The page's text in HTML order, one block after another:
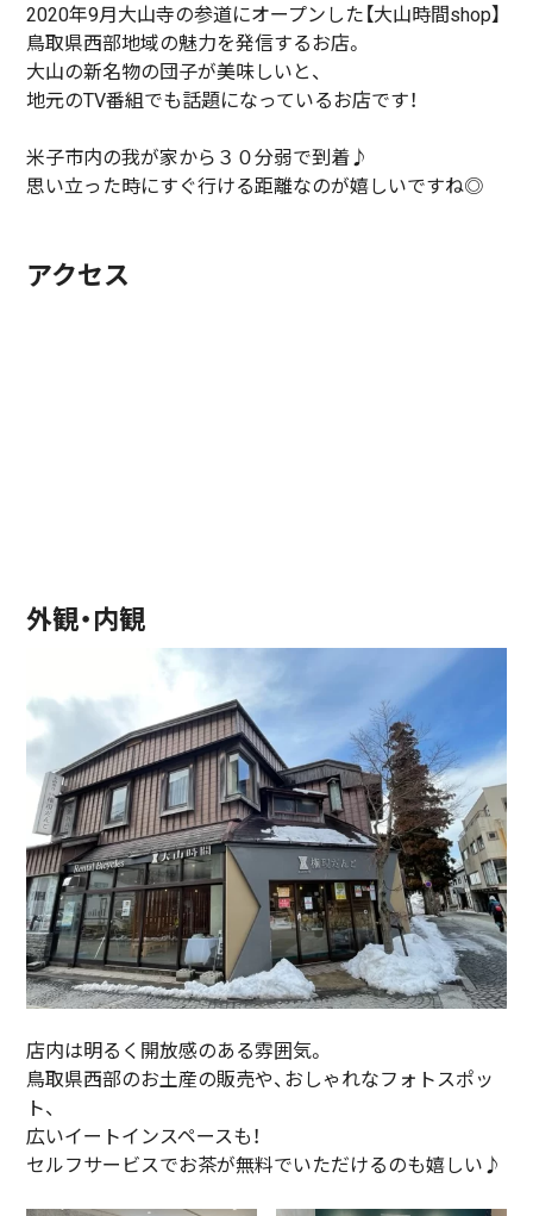
2020年9月大山寺の参道にオープンした【大山時間shop】
鳥取県西部地域の魅力を発信するお店。
大山の新名物の団子が美味しいと、
地元のTV番組でも話題になっているお店です！
米子市内の我が家から３０分弱で到着♪
思い立った時にすぐ行ける距離なのが嬉しいですね◎
アクセス
外観・内観
店内は明るく開放感のある雰囲気。
鳥取県西部のお土産の販売や、おしゃれなフォトスポッ
ト、
広いイートインスペースも！
セルフサービスでお茶が無料でいただけるのも嬉しい♪